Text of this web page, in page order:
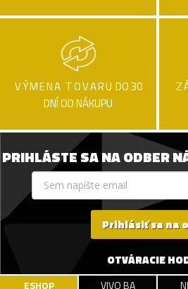
VÝMENA TOVARU DO 30
DNÍ OD NÁKUPU
PRIHLÁSTE SA NA ODBER
Prihlásiť sa na
OTVÁRACIE
ESHOP VIVO BA